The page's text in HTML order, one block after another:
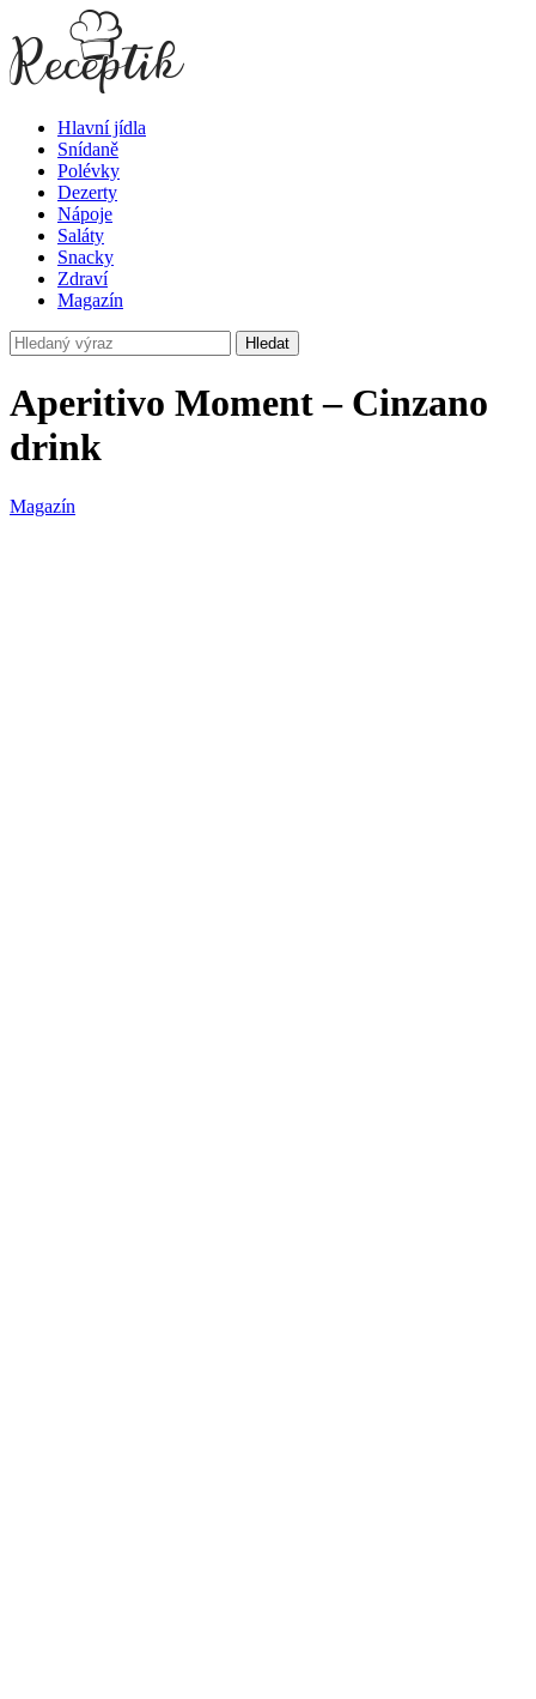
Hlavní jídla
Snídaně
Polévky
Dezerty
Nápoje
Saláty
Snacky
Zdraví
Magazín
Hledat
Aperitivo Moment – Cinzano
drink
Magazín